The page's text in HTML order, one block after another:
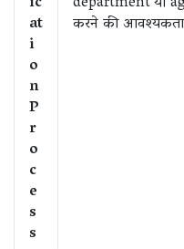
at
i
o
n
P
r
o
c
e
s
s
करने की आवश्यकता